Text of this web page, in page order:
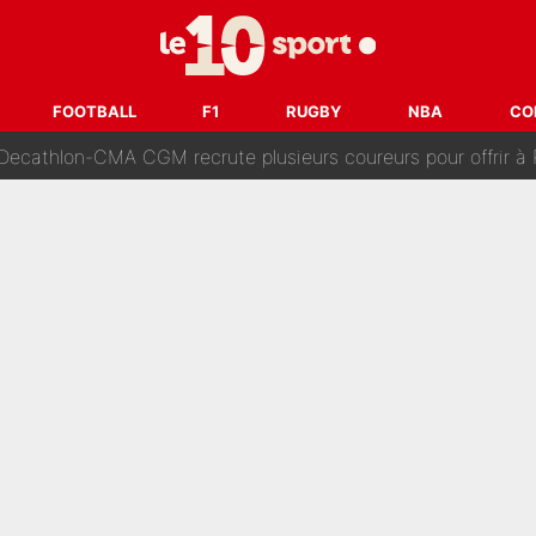
FOOTBALL F1 RUGBY NBA
Jean-Jacques Goldman et Mylène Farmer, le nouveau sélectionneur de
Barcelone ? Les coulisses de la signature historique de
CMA CGM recrute plusieurs coureurs pour offrir à Paul Seixas une